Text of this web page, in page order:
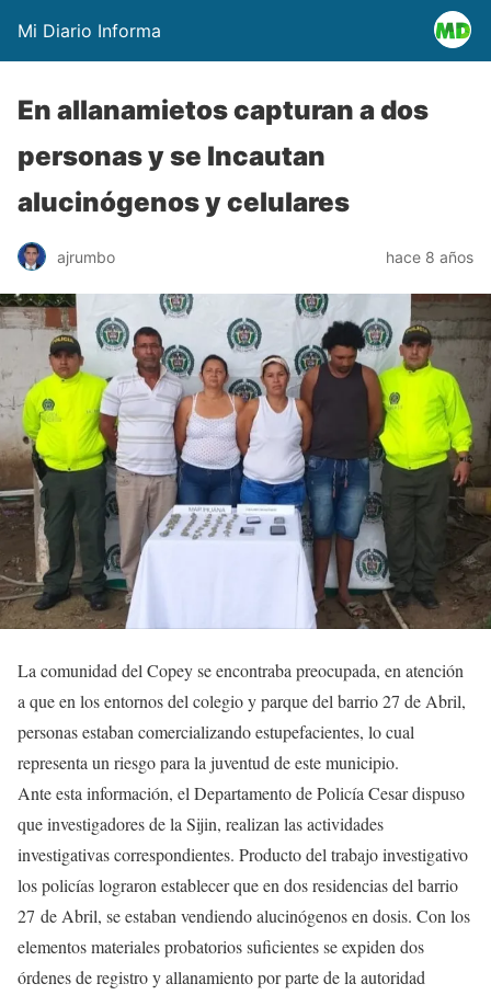
Mi Diario Informa
En allanamietos capturan a dos
personas y se Incautan
alucinógenos y celulares
ajrumbo hace 8 años
La comunidad del Copey se encontraba preocupada, en atención
a que en los entornos del colegio y parque del barrio 27 de Abril,
personas estaban comercializando estupefacientes, lo cual
representa un riesgo para la juventud de este municipio.
Ante esta información, el Departamento de Policía Cesar dispuso
que investigadores de la Sijin, realizan las actividades
investigativas correspondientes. Producto del trabajo investigativo
los policías lograron establecer que en dos residencias del barrio
27 de Abril, se estaban vendiendo alucinógenos en dosis. Con los
elementos materiales probatorios suficientes se expiden dos
órdenes de registro y allanamiento por parte de la autoridad